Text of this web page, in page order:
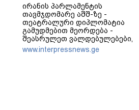
ირანის პარლამენტის
თავმჯდომარე აშშ-ზე -
თეატრალური დიპლომატია
გამუდმებით მეორდება -
შეასრულეთ ვალდებულებები,
მეტი თეატრი არ გვჭირდება
www.interpressnews.ge